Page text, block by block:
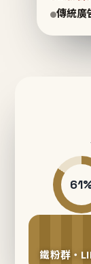
傳統廣
鐵粉群・